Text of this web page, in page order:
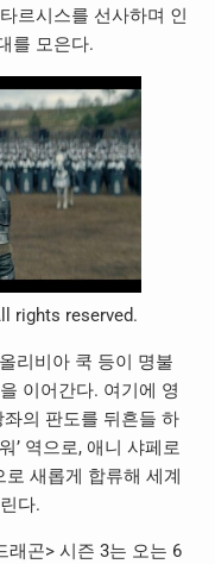
르시스를 선사하며 인
를 모은다.
rights reserved.
리비아 쿡 등이 명불
이어간다. 여기에 영
의 판도를 뒤흔들 하
’ 역으로, 애니 샤페로
로 새롭게 합류해 세계
다.
래곤> 시즌 3는 오는 6